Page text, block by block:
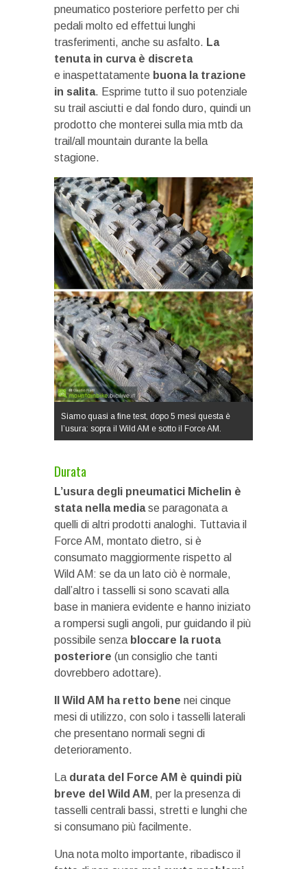
pneumatico posteriore perfetto per chi
pedali molto ed effettui lunghi
trasferimenti, anche su asfalto. La
tenuta in curva è discreta
e inaspettatamente buona la trazione
in salita. Esprime tutto il suo potenziale
su trail asciutti e dal fondo duro, quindi un
prodotto che monterei sulla mia mtb da
trail/all mountain durante la bella
stagione.
Siamo quasi a fine test, dopo 5 mesi questa è
l’usura: sopra il Wild AM e sotto il Force AM.
Durata
L’usura degli pneumatici Michelin è
stata nella mediase paragonata a
quelli di altri prodotti analoghi. Tuttavia il
Force AM, montato dietro, si è
consumato maggiormente rispetto al
Wild AM: se da un lato ciò è normale,
dall’altro i tasselli si sono scavati alla
base in maniera evidente e hanno iniziato
a rompersi sugli angoli, pur guidando il più
possibile senza bloccare la ruota
posteriore (un consiglio che tanti
dovrebbero adottare).
Il Wild AM ha retto bene nei cinque
mesi di utilizzo, con solo i tasselli laterali
che presentano normali segni di
deterioramento.
La durata del Force AM è quindi più
breve del Wild AM , per la presenza di
tasselli centrali bassi, stretti e lunghi che
si consumano più facilmente.
Una nota molto importante, ribadisco il